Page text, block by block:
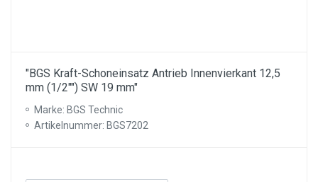
"BGS Kraft-Schoneinsatz Antrieb Innenvierkant 12,5
mm (1/2"") SW 19 mm"
Marke: BGS Technic
Artikelnummer: BGS7202